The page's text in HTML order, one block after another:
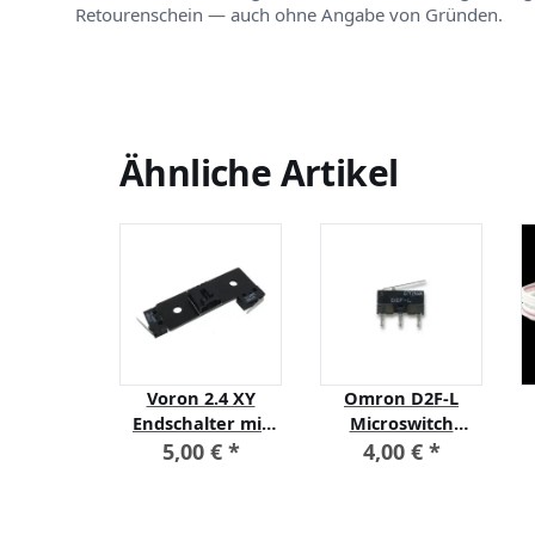
Retourenschein — auch ohne Angabe von Gründen.
Ähnliche Artikel
Voron 2.4 XY
Endschalter mit
Omron D2F-L
5,00 € *
Omron D2F-L
Microswitch
Endstop Präiser
4,00 € *